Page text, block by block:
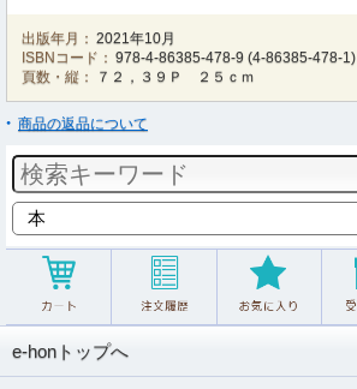
出版年月： 2021年10月
ISBNコード： 978-4-86385-478-9 (4-86385-478-1)
頁数・縦：
７２，３９Ｐ ２５ｃｍ
商品の返品について
e-honトップへ